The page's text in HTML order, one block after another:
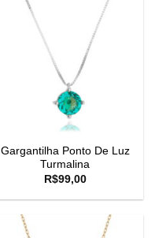
Gargantilha Ponto De Luz
Turmalina
R$99,00